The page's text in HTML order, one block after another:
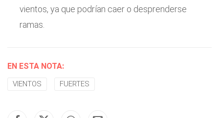
vientos, ya que podrían caer o desprenderse
ramas.
EN ESTA NOTA:
VIENTOS FUERTES